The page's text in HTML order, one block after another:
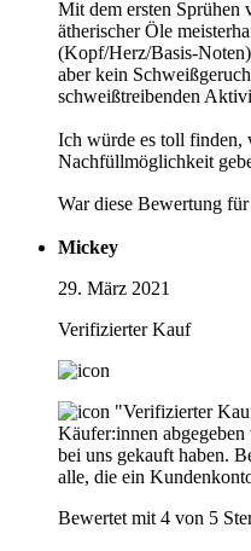
Mit dem ersten Sprühen
ätherischer Öle
(Kopf/Herz/Basis-
aber kein
schweißtreibenden
Ich würde es toll finden,
Nachfüllmöglichkeit
War diese Bewertung
Mickey
29. März 2021
Verifizierter Kauf
"Verifizierter
Käufer:innen
bei uns gekauft haben.
alle, die ein
Bewertet mit 4 von 5